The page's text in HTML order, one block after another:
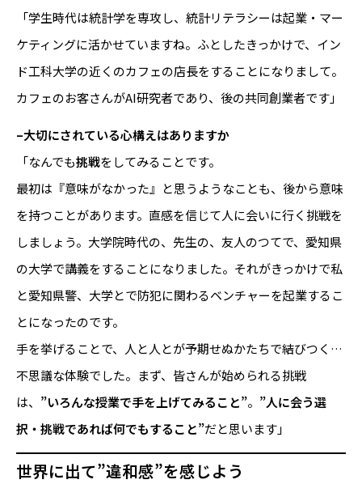
「学生時代は統計学を専攻し、統計リテラシーは起業・マー
ケティングに活かせていますね。ふとしたきっかけで、イン
ド工科大学の近くのカフェの店長をすることになりまして。
カフェのお客さんがAI研究者であり、後の共同創業者です」
–大切にされている心構えはありますか
「なんでも挑戦をしてみることです。
最初は『意味がなかった』と思うようなことも、後から意味
を持つことがあります。直感を信じて人に会いに行く挑戦を
しましょう。大学院時代の、先生の、友人のつてで、愛知県
の大学で講義をすることになりました。それがきっかけで私
と愛知県警、大学とで防犯に関わるベンチャーを起業するこ
とになったのです。
手を挙げることで、人と人とが予期せぬかたちで結びつく…
不思議な体験でした。まず、皆さんが始められる挑戦
は、 ”いろんな授業で手を上げてみること”。 ”人に会う選
択・挑戦であれば何でもすること”だと思います」
世界に出て”違和感”を感じよう